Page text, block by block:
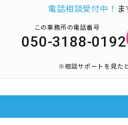
電話相談受付中！
この事務所の電話番号
050-3188-0192
※相談サポートを見た